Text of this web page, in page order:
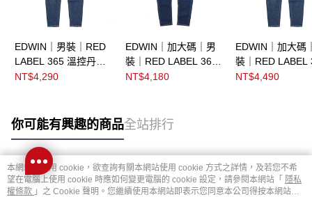
EDWIN｜男裝｜RED
LABEL 365 溫控丹寧
中腰錐形褲
NT$4,290
EDWIN｜加大碼｜男
裝｜RED LABEL 365
丹寧中腰錐形褲
NT$4,180
EDWIN｜加大碼
裝｜RED LABEL
溫控丹寧中腰錐
NT$4,490
你可能有興趣的商品全站排行
熱門標籤
本網站中使用 cookie，欲查詢有關本網站使用 cookie 方式之詳情，及若您不希
望在電腦上使用 cookie 時應如何變更電腦的 cookie 設定，請參閱本網站「 隱私
權條款 」之 Cookie 聲明。您繼續使用本網站即表示您同意本公司得按本網站使